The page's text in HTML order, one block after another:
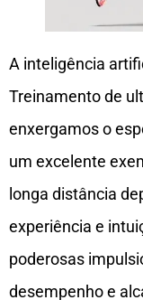
A inteligência
Treinamento de
enxergamos o
um excelente
longa distância
experiência e
poderosas
desempenho e